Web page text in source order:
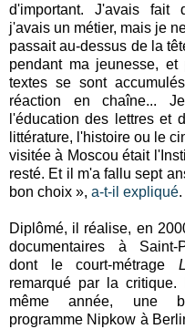
d'important. J'avais fait
j'avais un métier, mais je
passait au-dessus de la
pendant ma jeunesse,
textes se sont
réaction en chaîne...
l'éducation des lettres et
littérature, l'histoire ou le
visitée à Moscou était
resté. Et il m'a fallu sept
bon choix », a-t-il expliqué.
Diplômé, il réalise, en
documentaires à Saint-
dont le court-métrage
remarqué par la critique.
même année, une
programme Nipkow à